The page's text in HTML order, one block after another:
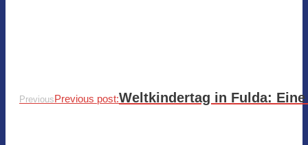
PreviousPrevious post:Weltkindertag in Fulda: